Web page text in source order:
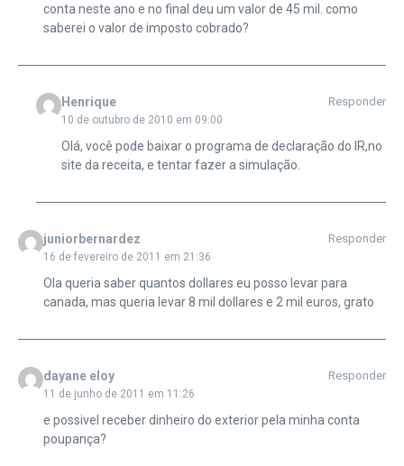
conta neste ano e no final deu um valor de 45 mil. como
saberei o valor de imposto cobrado?
Henrique
10 de outubro de 2010 em 09:00
Responder
Olá, você pode baixar o programa de declaração do IR,no
site da receita, e tentar fazer a simulação.
juniorbernardez
16 de fevereiro de 2011 em 21:36
Responder
Ola queria saber quantos dollares eu posso levar para
canada, mas queria levar 8 mil dollares e 2 mil euros, grato
dayane eloy
11 de junho de 2011 em 11:26
Responder
e possivel receber dinheiro do exterior pela minha conta
poupança?